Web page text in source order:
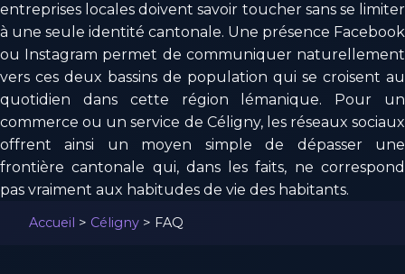
entreprises locales doivent savoir toucher sans se limiter
à une seule identité cantonale. Une présence Facebook
ou Instagram permet de communiquer naturellement
vers ces deux bassins de population qui se croisent au
quotidien dans cette région lémanique. Pour un
commerce ou un service de Céligny, les réseaux sociaux
offrent ainsi un moyen simple de dépasser une
frontière cantonale qui, dans les faits, ne correspond
pas vraiment aux habitudes de vie des habitants.
Accueil > Céligny > FAQ